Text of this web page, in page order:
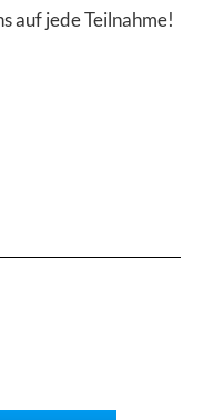
auf jede Teilnahme!